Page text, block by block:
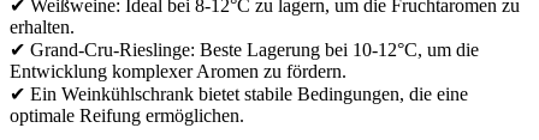
✔ Weißweine: Ideal bei 8-12°C zu lagern, um die Fruchtaromen zu
erhalten.
✔ Grand-Cru-Rieslinge: Beste Lagerung bei 10-12°C, um die
Entwicklung komplexer Aromen zu fördern.
✔ Ein Weinkühlschrank bietet stabile Bedingungen, die eine
optimale Reifung ermöglichen.